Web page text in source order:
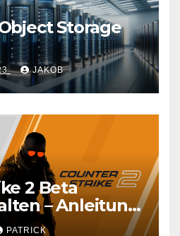
Storage
JAKOB
2 Beta
– Anleitung
Nachfolger
PATRICK